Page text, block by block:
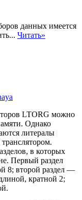
данных имеется
Читать»
LTORG можно
Однако
литералы
в которых
Первый раздел
8; второй раздел —
кратной 2;